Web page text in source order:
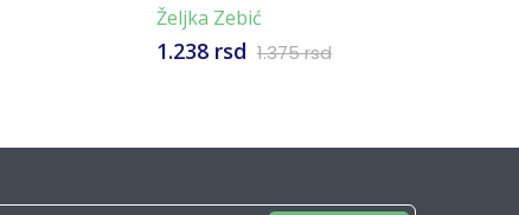
Željka Zebić
1.238 rsd 1.375 rsd